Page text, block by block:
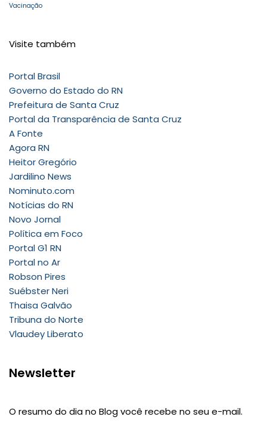
Vacinação
Visite também
Portal Brasil
Governo do Estado do RN
Prefeitura de Santa Cruz
Portal da Transparência de Santa Cruz
A Fonte
Agora RN
Heitor Gregório
Jardilino News
Nominuto.com
Notícias do RN
Novo Jornal
Política em Foco
Portal G1 RN
Portal no Ar
Robson Pires
Suébster Neri
Thaisa Galvão
Tribuna do Norte
Vlaudey Liberato
Newsletter
O resumo do dia no Blog você recebe no seu e-mail.